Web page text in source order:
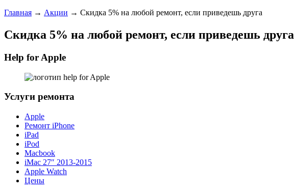
Главная → Акции → Скидка 5% на любой ремонт, если приведешь друга
Скидка 5% на любой ремонт, если приведешь друга
Help for Apple
Услуги ремонта
Apple
Ремонт iPhone
iPad
iPod
Macbook
iMac 27″ 2013-2015
Apple Watch
Цены